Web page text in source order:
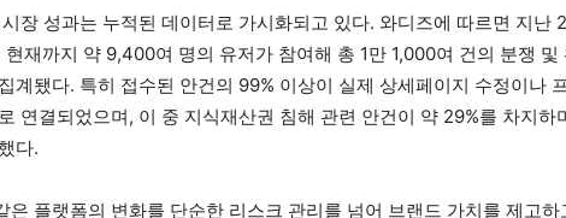
장 성과는 누적된 데이터로 가시화되고 있다. 와디즈에 따르면 지난
현재까지 약 9,400여 명의 유저가 참여해 총 1만 1,000여 건의 분쟁 및
계됐다. 특히 접수된 안건의 99% 이상이 실제 상세페이지 수정이나
연결되었으며, 이 중 지식재산권 침해 관련 안건이 약 29%를 차지하
다.
은 플랫폼의 변화를 단순한 리스크 관리를 넘어 브랜드 가치를 제고